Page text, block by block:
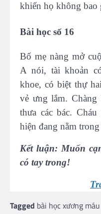
khiến họ không bao
Bài học số 16
Bố mẹ nàng mở
A nói, tài khoản
khoe, có biệt thự
vẻ ưng lắm.
thưa các bác.
hiện đang nằm
Kết luận: Muốn
có tay trong!
Tagged bài học xương máu